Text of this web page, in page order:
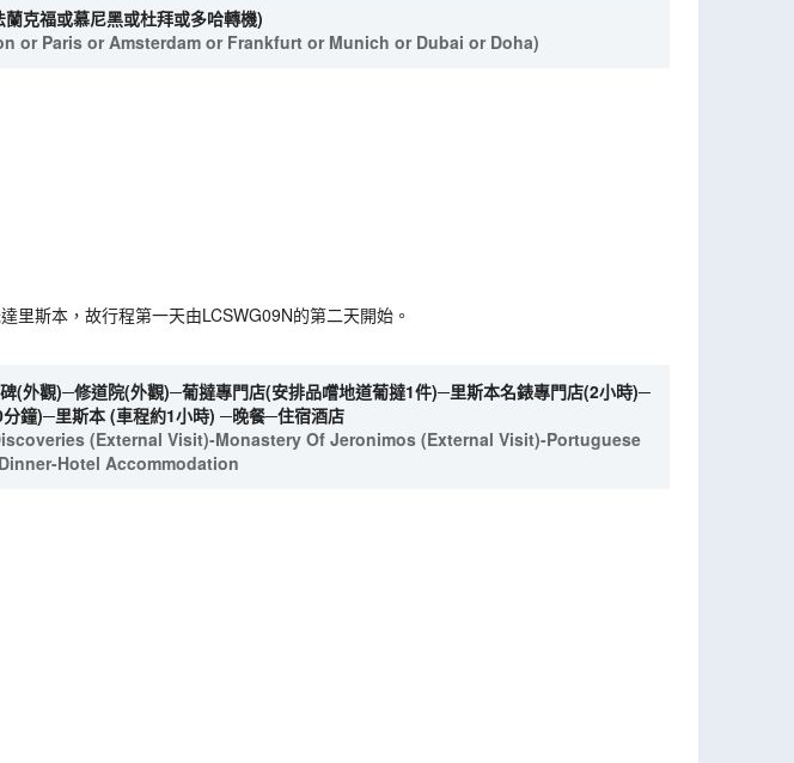
克福或慕尼黑或杜拜或多哈轉機)
Paris or Amsterdam or Frankfurt or Munich or Dubai or Doha)
里斯本，故行程第一天由LCSWG09N的第二天開始。
(外觀)─修道院(外觀)─葡撻專門店(安排品嚐地道葡撻1件)─里斯本名錶專門店(2小時)─
鐘)─里斯本 (車程約1小時) ─晚餐─住宿酒店
(External Visit)-Monastery Of Jeronimos (External Visit)-Portuguese
Hotel Accommodation